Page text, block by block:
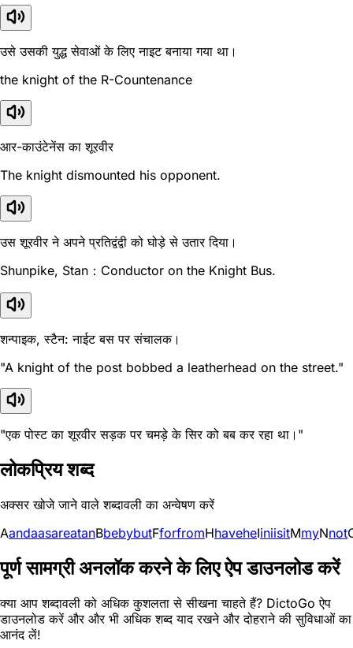
उसे उसकी युद्ध सेवाओं के लिए नाइट बनाया गया था।
the knight of the R-Countenance
आर-काउंटेनेंस का शूरवीर
The knight dismounted his opponent.
उस शूरवीर ने अपने प्रतिद्वंद्वी को घोड़े से उतार दिया।
Shunpike, Stan：Conductor on the Knight Bus.
शन्पाइक, स्टैन: नाईट बस पर संचालक।
"A knight of the post bobbed a leatherhead on the street."
"एक पोस्ट का शूरवीर सड़क पर चमड़े के सिर को बब कर रहा था।"
लोकप्रिय शब्द
अक्सर खोजे जाने वाले शब्दावली का अन्वेषण करें
AandaasareatanBbebybutFforfromHhaveheIiniisitMmyNnot
पूर्ण सामग्री अनलॉक करने के लिए ऐप डाउनलोड करें
क्या आप शब्दावली को अधिक कुशलता से सीखना चाहते हैं? DictoGo ऐप
डाउनलोड करें और और भी अधिक शब्द याद रखने और दोहराने की सुविधाओं का
आनंद लें!